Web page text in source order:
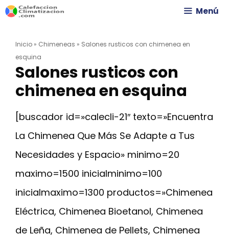
Saltar
contenido
Menú
Inicio » Chimeneas » Salones rusticos con chimenea en
esquina
Salones rusticos con
chimenea en esquina
[buscador id=»calecli-21″ texto=»Encuentra
La Chimenea Que Más Se Adapte a Tus
Necesidades y Espacio» minimo=20
maximo=1500 inicialminimo=100
inicialmaximo=1300 productos=»Chimenea
Eléctrica, Chimenea Bioetanol, Chimenea
de Leña, Chimenea de Pellets, Chimenea